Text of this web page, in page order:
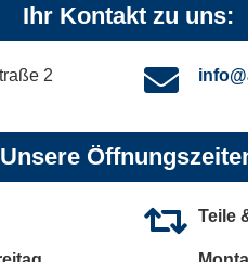
Ihr Kontakt zu uns:
2
Unsere
Teile